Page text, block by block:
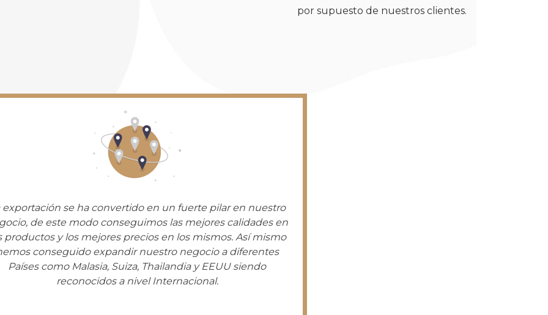
por supuesto de nuestros clientes.
exportación se ha convertido en un fuerte pilar en nuestro
de este modo conseguimos las mejores calidades en
productos y los mejores precios en los mismos. Así mismo
conseguido expandir nuestro negocio a diferentes
Países como Malasia, Suiza, Thailandia y EEUU siendo
reconocidos a nivel Internacional.